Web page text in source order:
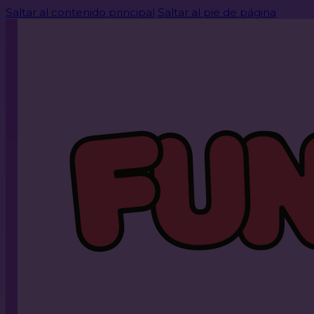
Saltar al contenido principal Saltar al pie de página